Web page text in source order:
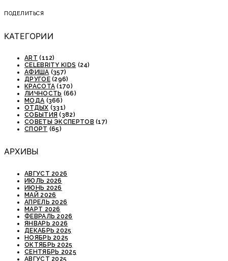
ПОДЕЛИТЬСЯ
КАТЕГОРИИ
ART (112)
CELEBRITY KIDS (24)
АФИША (357)
ДРУГОЕ(296)
КРАСОТА (170)
ЛИЧНОСТЬ (66)
МОДА (366)
ОТДЫХ (331)
СОБЫТИЯ (382)
СОВЕТЫ ЭКСПЕРТОВ (17)
СПОРТ (65)
АРХИВЫ
АВГУСТ 2026
ИЮЛЬ 2026
ИЮНЬ 2026
МАЙ 2026
АПРЕЛЬ 2026
МАРТ 2026
ФЕВРАЛЬ 2026
ЯНВАРЬ 2026
ДЕКАБРЬ 2025
НОЯБРЬ 2025
ОКТЯБРЬ 2025
СЕНТЯБРЬ 2025
АВГУСТ 2025